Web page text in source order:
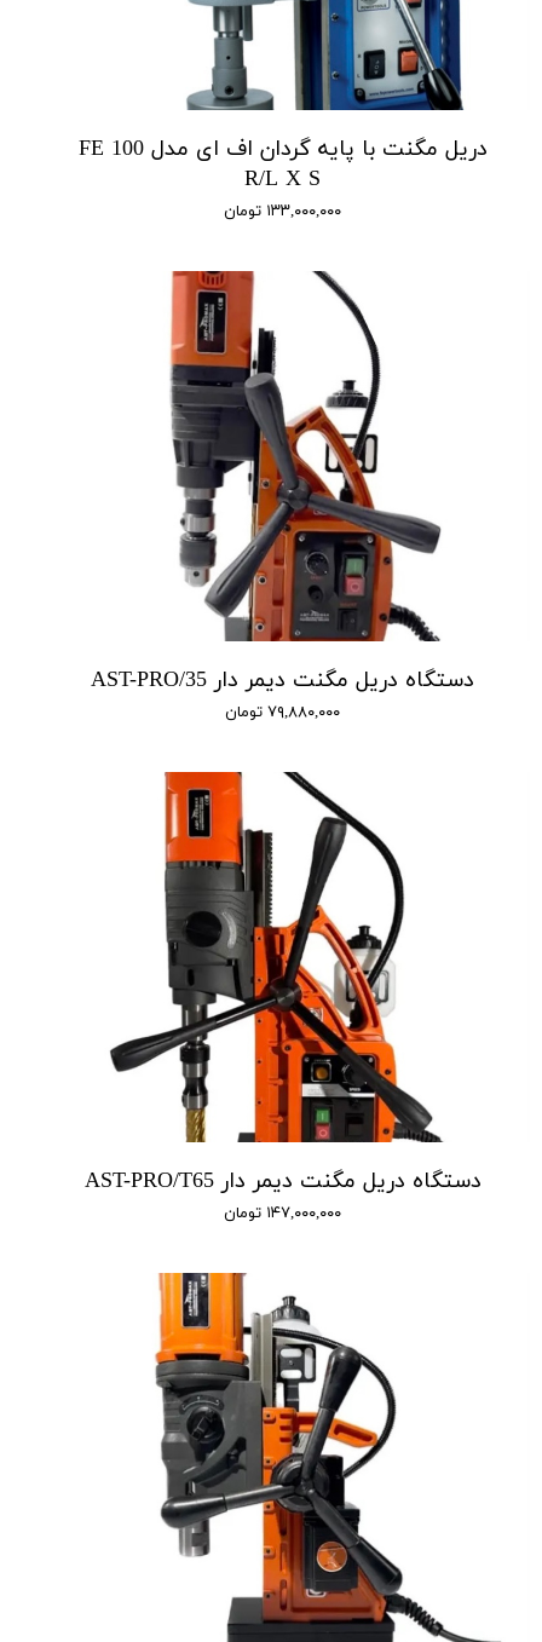
دریل مگنت با پایه گردان اف ای مدل FE 100
R/L X S
۱۳۳,۰۰۰,۰۰۰ تومان
دستگاه دریل مگنت دیمر دار AST-PRO/35
۷۹,۸۸۰,۰۰۰ تومان
دستگاه دریل مگنت دیمر دار AST-PRO/T65
۱۴۷,۰۰۰,۰۰۰ تومان